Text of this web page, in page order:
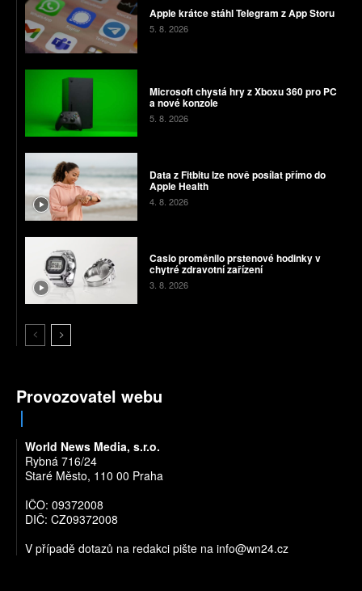
Apple krátce stáhl Telegram z App Storu
5. 8. 2026
Microsoft chystá hry z Xboxu 360 pro PC
a nové konzole
5. 8. 2026
Data z Fitbitu lze nově posílat přímo do
Apple Health
4. 8. 2026
Casio proměnilo prstenové hodinky v
chytré zdravotní zařízení
3. 8. 2026
Provozovatel webu
World News Media, s.r.o.
Rybná 716/24
Staré Město, 110 00 Praha
IČO: 09372008
DIČ: CZ09372008
V případě dotazů na redakci pište na info@wn24.cz